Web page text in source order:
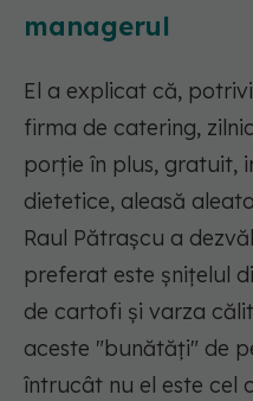
managerul
El a explicat că,
firma de catering,
porţie în plus, gratuit,
dietetice, aleasă
Raul Pătraşcu a
preferat este şniţelul
de cartofi şi varza
aceste "bunătăţi" de
întrucât nu el este cel